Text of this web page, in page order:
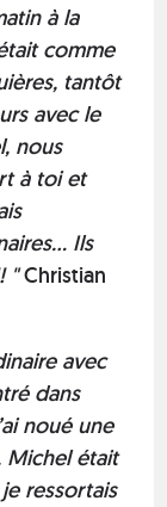
à la
comme
tantôt
avec le
nous
à toi et
Ils
"Christian
avec
dans
noué une
Michel était
ressortais